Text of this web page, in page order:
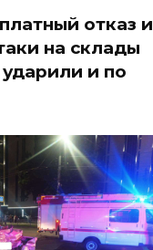
отказ и
на склады
и по